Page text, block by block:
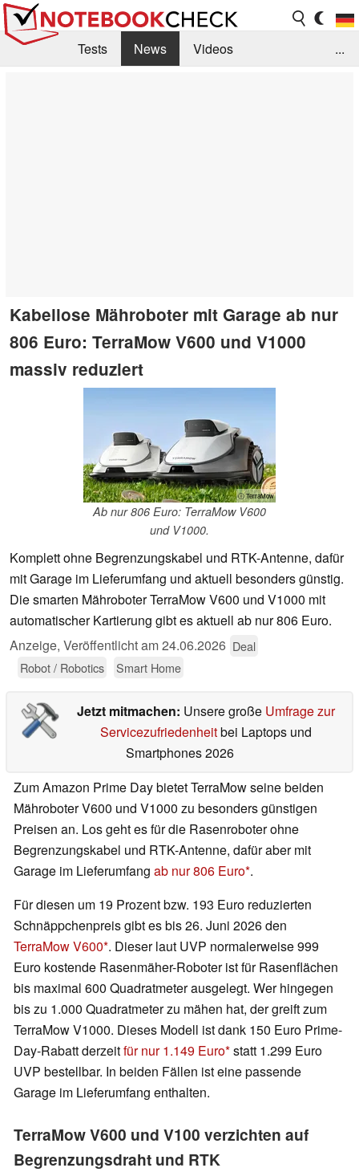
Tests News
Videos
...
Kabellose Mähroboter mit Garage ab nur
806 Euro: TerraMow V600 und V1000
massiv reduziert
ⓘ TerraMow
Ab nur 806 Euro: TerraMow V600
und V1000.
Komplett ohne Begrenzungskabel und RTK-Antenne, dafür
mit Garage im Lieferumfang und aktuell besonders günstig.
Die smarten Mähroboter TerraMow V600 und V1000 mit
automatischer Kartierung gibt es aktuell ab nur 806 Euro.
Anzeige, Veröffentlicht am24.06.2026 Deal
Robot / Robotics
Smart Home
Jetzt mitmachen: Unsere große Umfrage zur
Servicezufriedenheitbei Laptops und
Smartphones 2026
Zum Amazon Prime Day bietet TerraMow seine beiden
Mähroboter V600 und V1000 zu besonders günstigen
Preisen an. Los geht es für die Rasenroboter ohne
Begrenzungskabel und RTK-Antenne, dafür aber mit
Garage im Lieferumfang ab nur 806 Euro .
Für diesen um 19 Prozent bzw. 193 Euro reduzierten
Schnäppchenpreis gibt es bis 26. Juni 2026 den
TerraMow V600 . Dieser laut UVP normalerweise 999
Euro kostende Rasenmäher-Roboter ist für Rasenflächen
bis maximal 600 Quadratmeter ausgelegt. Wer hingegen
bis zu 1.000 Quadratmeter zu mähen hat, der greift zum
TerraMow V1000. Dieses Modell ist dank 150 Euro Prime-
Day-Rabatt derzeitfür nur 1.149 Euro statt 1.299 Euro
UVP bestellbar. In beiden Fällen ist eine passende
Garage im Lieferumfang enthalten.
TerraMow V600 und V100 verzichten auf
Begrenzungsdraht und RTK